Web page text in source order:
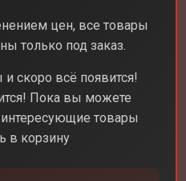
цен, все товары
только под заказ.
скоро всё появится!
Пока вы можете
интересующие товары
в корзину